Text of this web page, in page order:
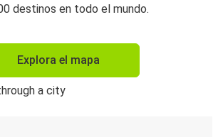
destinos en todo el mundo.
Explora el mapa